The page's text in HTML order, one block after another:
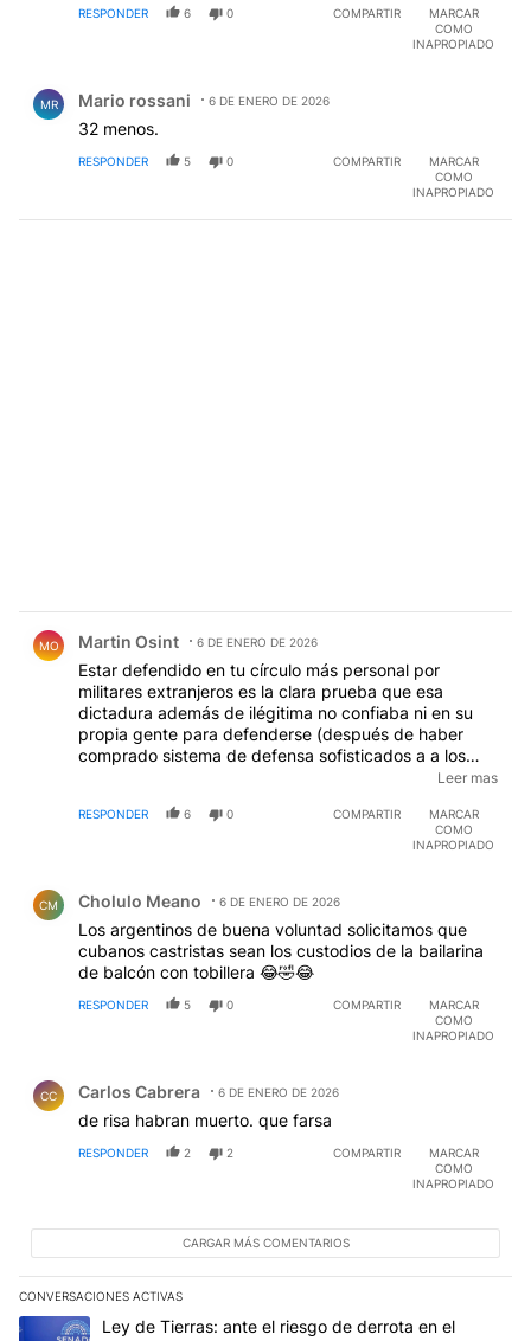
RESPONDER 6 0 COMPARTIR
MARCAR
COMO
INAPROPIADO
MR Mario rossani 6 DE ENERO DE 2026
32 menos.
RESPONDER 5 0 COMPARTIR
MARCAR
COMO
INAPROPIADO
MO Martin Osint 6 DE ENERO DE 2026
Estar defendido en tu círculo más personal por
militares extranjeros es la clara prueba que esa
dictadura además de ilégitima no confiaba ni en su
propia gente para defenderse (después de haber
comprado sistema de defensa sofisticados a a los
rusos). Es una forma de entreguismo distinto al de la
pero entreguismo al fin (petroleo regalado a Cuba a
cambio de protección e inteligencia interna cubana).
intacto) sino que demanda "acceso total al petroleo".
Más claro imposible.
Leer mas
RESPONDER 6 0 COMPARTIR
MARCAR
COMO
INAPROPIADO
CM Cholulo Meano 6 DE ENERO DE 2026
Los argentinos de buena voluntad solicitamos que
cubanos castristas sean los custodios de la bailarina
de balcón con tobillera 😂🤣😂
RESPONDER 5 0 COMPARTIR
MARCAR
COMO
INAPROPIADO
CC Carlos Cabrera 6 DE ENERO DE 2026
de risa habran muerto. que farsa
RESPONDER 2 2 COMPARTIR
MARCAR
COMO
INAPROPIADO
CARGAR MÁS COMENTARIOS
CONVERSACIONES ACTIVAS
Este listado muestra los artículos con más comentarios en los
Un artículo de tendencia con el título "Ley de Tierras: ante el
Ley de Tierras: ante el riesgo de derrota en el